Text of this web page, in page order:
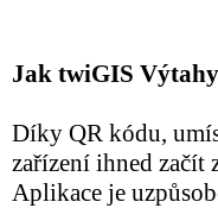
Jak twiGIS
Díky QR kódu,
zařízení ihned začít
Aplikace je